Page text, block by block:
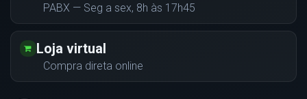
PABX — Seg a sex, 8h às 17h45
Loja virtual
Compra direta online